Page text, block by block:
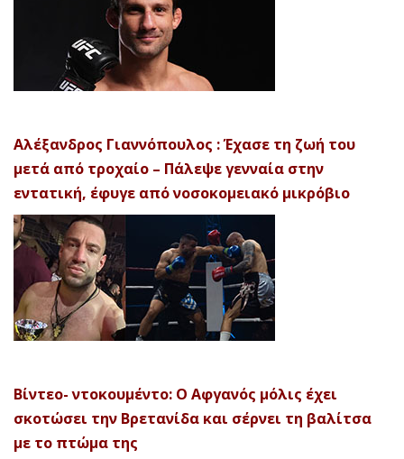
Αλέξανδρος Γιαννόπουλος : Έχασε τη ζωή του
μετά από τροχαίο – Πάλεψε γενναία στην
εντατική, έφυγε από νοσοκομειακό μικρόβιο
Βίντεο- ντοκουμέντο: Ο Αφγανός μόλις έχει
σκοτώσει την Βρετανίδα και σέρνει τη βαλίτσα
με το πτώμα της